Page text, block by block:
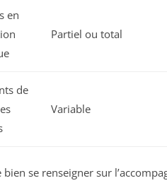
en
Partiel ou total
de
Variable
se renseigner sur